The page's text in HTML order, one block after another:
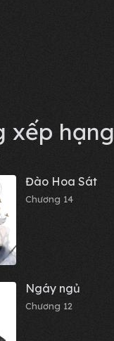
xếp hạng
Đào Hoa Sát
Chương 14
Ngáy ngủ
Chương 12